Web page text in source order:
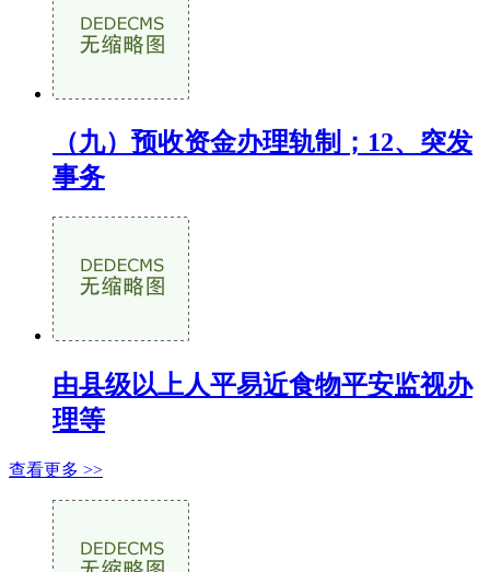
（九）预收资金办理轨制；12、突发
事务
由县级以上人平易近食物平安监视办
理等
查看更多 >>